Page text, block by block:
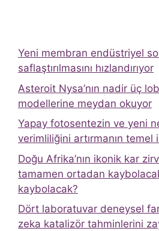
Yeni membran endüstriyel
saflaştırılmasını hızlandırıyor
Asteroit Nysa’nın nadir üç
modellerine meydan okuyor
Yapay fotosentezin ve yeni
verimliliğini artırmanın temel
Doğu Afrika’nın ikonik kar
tamamen ortadan
kaybolacak?
Dört laboratuvar deneysel
zeka katalizör tahminlerini